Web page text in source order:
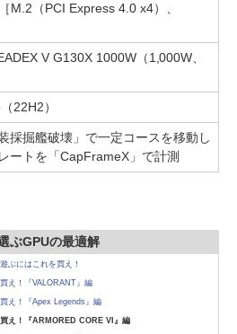
M.2（PCI Express 4.0 x4）、
V G130X 1000W（1,000W、
22H2）
採掘艦破壊」で一定コースを移動し
ートを「CapFrameX」で計測
ぶGPUの最適解
ぶにはこれを買え！
え！『VALORANT』編
え！『Apex Legends』編
え！『ARMORED CORE VI』編